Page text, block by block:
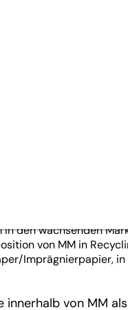
den wachsenden
von MM in
Imprägnierpapier,
innerhalb von MM